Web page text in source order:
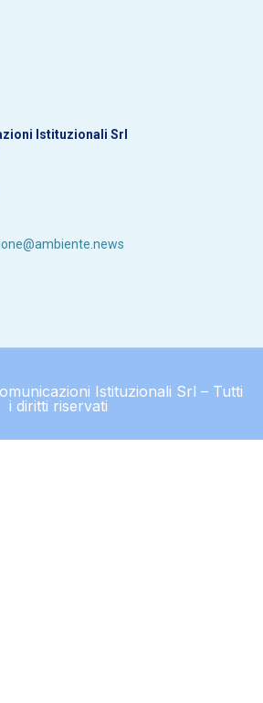
Istituzionali Srl
Istituzionali Srl – Tutti
i diritti riservati